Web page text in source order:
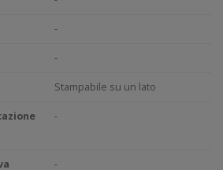
-
-
Stampabile su un lato
-
-